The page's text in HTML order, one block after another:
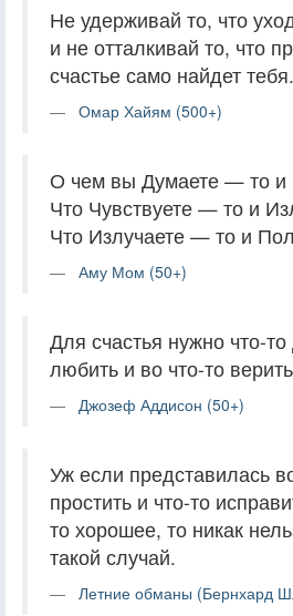
Не удерживай то, что
и не отталкивай то, что
счастье само найдет тебя.
Омар Хайям (500+)
О чем вы Думаете — то и
Что Чувствуете — то и
Что Излучаете — то и
Аму Мом (50+)
Для счастья нужно что-то
любить и во что-то
Джозеф Аддисон (50+)
Уж если представилась
простить и что-то
то хорошее, то никак
такой случай.
Летние обманы (Бернхард